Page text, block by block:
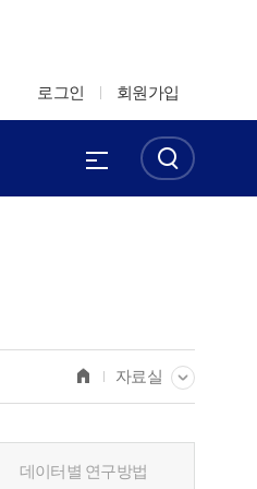
로그인 회원가입
자료실
데이터별 연구방법